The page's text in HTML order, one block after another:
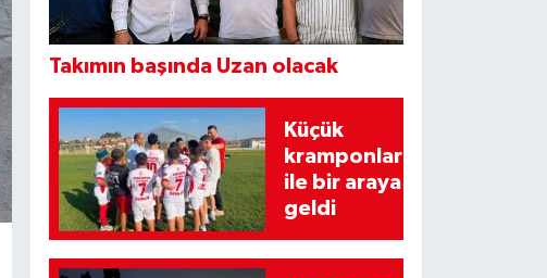
Takımın başında Uzan olacak
Küçük
kramponlar
ile bir araya
geldi